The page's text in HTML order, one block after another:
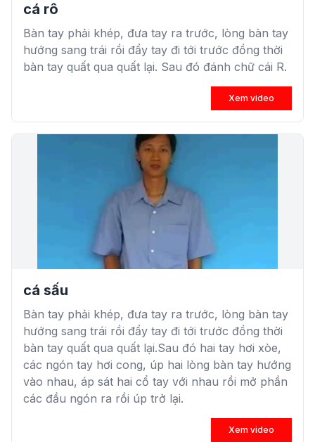
cá rô
Bàn tay phải khép, đưa tay ra trước, lòng bàn tay
hướng sang trái rồi đẩy tay đi tới trước đồng thời
bàn tay quất qua quất lại. Sau đó đánh chữ cái R.
Xem video
cá sấu
Bàn tay phải khép, đưa tay ra trước, lòng bàn tay
hướng sang trái rồi đẩy tay đi tới trước đồng thời
bàn tay quất qua quất lại.Sau đó hai tay hơi xòe,
các ngón tay hơi cong, úp hai lòng bàn tay hướng
vào nhau, áp sát hai cổ tay với nhau rồi mở phần
các đầu ngón ra rồi úp trở lại.
Xem video